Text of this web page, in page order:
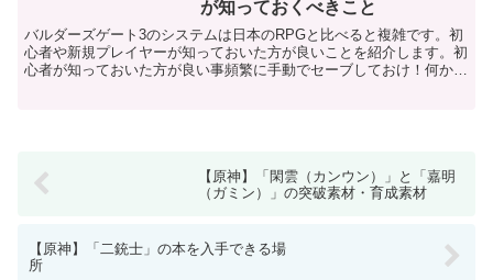
が知っておくべきこと
バルダーズゲート3のシステムは日本のRPGと比べると複雑です。初
心者や新規プレイヤーが知っておいた方が良いことを紹介します。初
心者が知っておいた方が良い事頻繁に手動でセーブしておけ！何かが
【原神】「閑雲（カンウン）」と「嘉明
（ガミン）」の突破素材・育成素材
【原神】「二銃士」の本を入手できる場
所